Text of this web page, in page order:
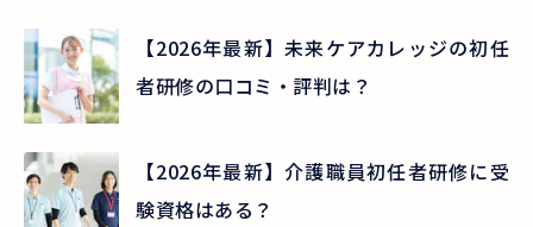
【2026年最新】未来ケアカレッジの初任
者研修の口コミ・評判は？
【2026年最新】介護職員初任者研修に受
験資格はある？